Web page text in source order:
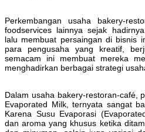
Perkembangan usaha bakery-
foodservices lainnya sejak
lalu membuat persaingan di bisnis
para pengusaha yang kreatif,
semacam ini membuat mereka
menghadirkan berbagai strategi
Dalam usaha bakery-restoran-café,
Evaporated Milk, ternyata sangat
Karena Susu Evaporasi
dan aroma yang khusus ketika